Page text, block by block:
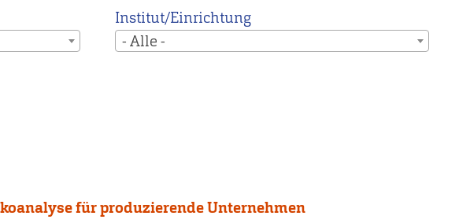
Institut/Einrichtung
- Alle -
für produzierende Unternehmen